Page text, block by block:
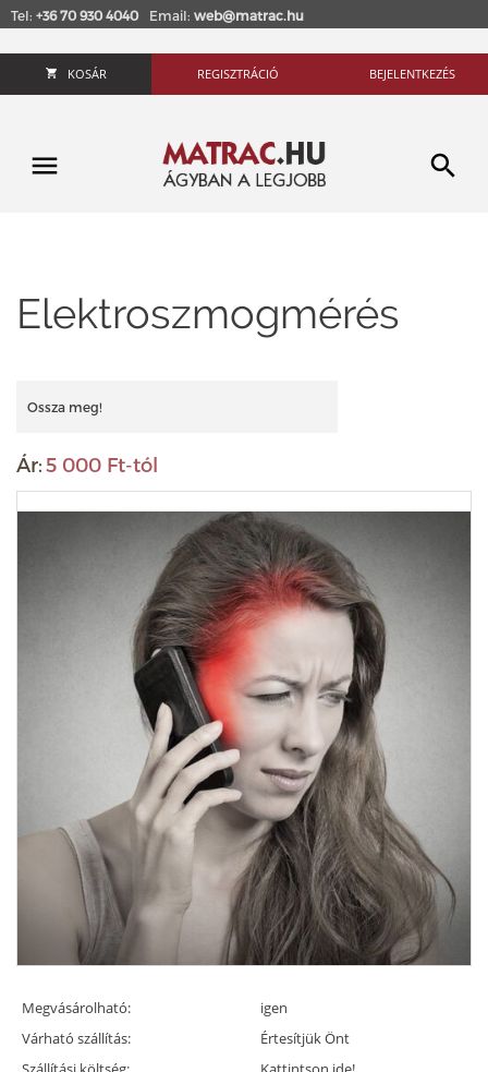
Tel: +36 70 930 4040 Email: web@matrac.hu
KOSÁR REGISZTRÁCIÓ BEJELENTKEZÉS
Elektroszmogmérés
Ossza meg!
Ár: 5 000 Ft-tól
Megvásárolható:
igen
Várható szállítás:
Értesítjük Önt